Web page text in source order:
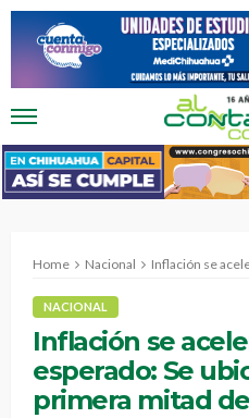
Home Nacional Inflación se acelera más de
NACIONAL
Inflación se
esperado: Se
primera mitad